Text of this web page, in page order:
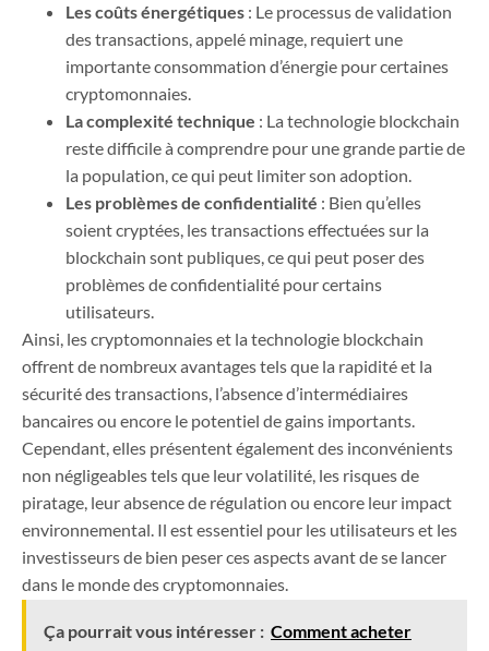
Les coûts énergétiques : Le processus de validation
des transactions, appelé minage, requiert une
importante consommation d’énergie pour certaines
cryptomonnaies.
La complexité technique : La technologie blockchain
reste difficile à comprendre pour une grande partie de
la population, ce qui peut limiter son adoption.
Les problèmes de confidentialité : Bien qu’elles
soient cryptées, les transactions effectuées sur la
blockchain sont publiques, ce qui peut poser des
problèmes de confidentialité pour certains
utilisateurs.
Ainsi, les cryptomonnaies et la technologie blockchain
offrent de nombreux avantages tels que la rapidité et la
sécurité des transactions, l’absence d’intermédiaires
bancaires ou encore le potentiel de gains importants.
Cependant, elles présentent également des inconvénients
non négligeables tels que leur volatilité, les risques de
piratage, leur absence de régulation ou encore leur impact
environnemental. Il est essentiel pour les utilisateurs et les
investisseurs de bien peser ces aspects avant de se lancer
dans le monde des cryptomonnaies.
Ça pourrait vous intéresser : Comment acheter